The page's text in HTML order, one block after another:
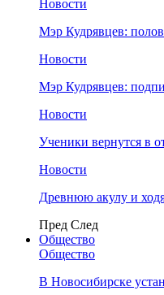
Новости
Мэр Кудрявцев:
Новости
Мэр Кудрявцев:
Новости
Ученики вернутся в
Новости
Древнюю акулу и
Пред След
Общество
Общество
В Новосибирске